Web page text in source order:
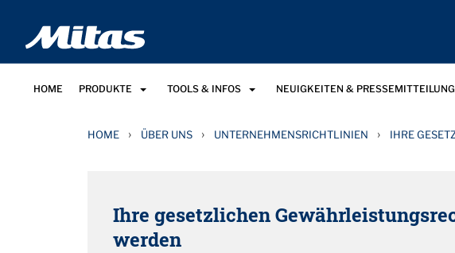
HOME PRODUKTE TOOLS & INFOS NEUIGKEITEN &
HOME › ÜBER UNS › UNTERNEHMENSRICHTLINIEN › IHRE
Ihre gesetzlichen
werden